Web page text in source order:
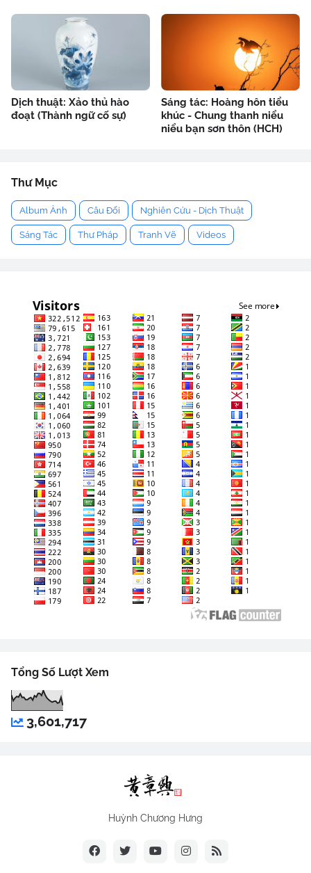
Dịch thuật: Xảo thủ hào
đoạt (Thành ngữ cố sự)
Sáng tác: Hoàng hôn tiểu
khúc - Chung thanh niểu
niểu bạn sơn thôn (HCH)
Thư Mục
Album Ảnh Câu Đối Nghiên Cứu - Dịch Thuật
Sáng Tác Thư Pháp Tranh Vẽ Videos
Tổng Số Lượt Xem
3,601,717
Huỳnh Chương Hưng